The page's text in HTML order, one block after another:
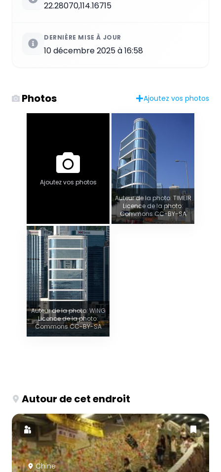
22.28070,114.16715
DERNIÈRE MISE À JOUR
10 décembre 2025 à 16:58
Photos Ajoutez vos photos
Ajoutez vos photos
Auteur de la photo: TIMEIR
Licence de la photo:
Commons CC-BY-SA
Auteur de la photo: WiNG
Licence de la photo:
Commons CC-BY-SA
Autour de cet endroit
Chine